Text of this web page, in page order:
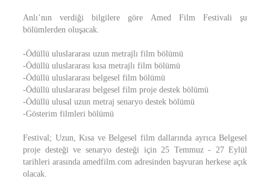
Anlı’nın verdiği bilgilere göre Amed Film Festivali şu
bölümlerden oluşacak.
-Ödüllü uluslararası uzun metrajlı film bölümü
-Ödüllü uluslararası kısa metrajlı film bölümü
-Ödüllü uluslararası belgesel film bölümü
-Ödüllü uluslararası belgesel film proje destek bölümü
-Ödüllü ulusal uzun metraj senaryo destek bölümü
-Gösterim filmleri bölümü
Festival; Uzun, Kısa ve Belgesel film dallarında ayrıca Belgesel
proje desteği ve senaryo desteği için 25 Temmuz - 27 Eylül
tarihleri arasında amedfilm.com adresinden başvuran herkese açık
olacak.